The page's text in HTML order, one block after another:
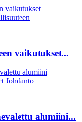
vaikutukset...
alumiini...